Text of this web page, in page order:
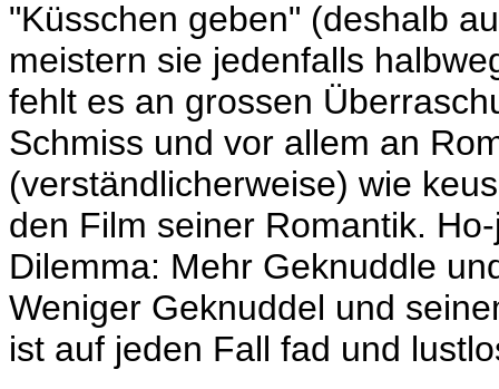
"Küsschen geben" (deshalb
meistern sie jedenfalls
fehlt es an grossen
Schmiss und vor allem an
(verständlicherweise) wie
den Film seiner Romantik.
Dilemma: Mehr Geknuddle
Weniger Geknuddel und
ist auf jeden Fall fad und